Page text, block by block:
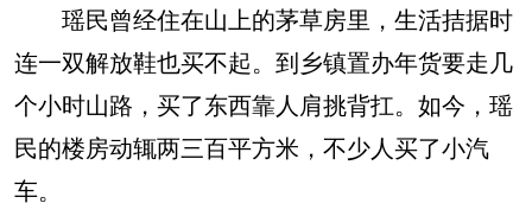
瑶民曾经住在山上的茅草房里，生活拮据时
连一双解放鞋也买不起。到乡镇置办年货要走几
个小时山路，买了东西靠人肩挑背扛。如今，瑶
民的楼房动辄两三百平方米，不少人买了小汽
车。